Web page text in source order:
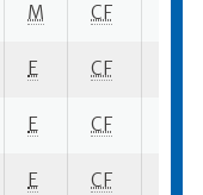
M CF
E CF
E CF
E CF